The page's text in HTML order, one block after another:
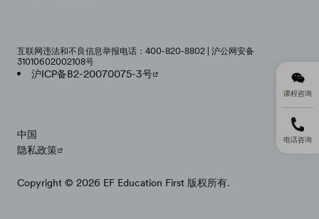
互联网违法和不良信息举报电话：400-820-8802 | 沪公网安备
31010602002108号
沪ICP备B2-20070075-3号
中国
隐私政策
Copyright © 2026 EF Education First 版权所有.
课程咨询
电话咨询